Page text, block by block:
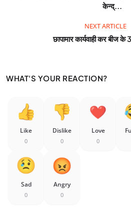
केन्द्...
NEXT ARTICLE
छापामार कार्यवाही कर बीज
WHAT'S YOUR REACTION?
Like
0
Dislike
0
Love
0
Sad
0
Angry
0